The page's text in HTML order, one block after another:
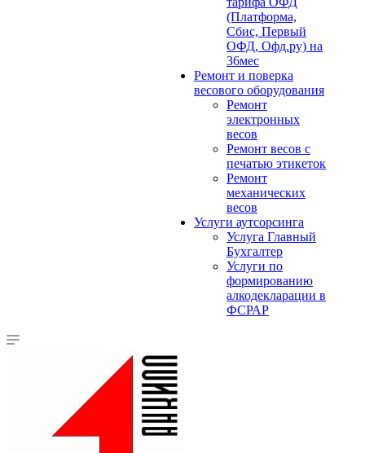
(Платформа,
Сбис, Первый
ОФД, Офд.ру) на
36мес
Ремонт и поверка
весового оборудования
Ремонт
электронных
весов
Ремонт весов с
печатью этикеток
Ремонт
механических
весов
Услуги аутсорсинга
Услуга Главный
Бухгалтер
Услуги по
формированию
алкодекларации в
ФСРАР